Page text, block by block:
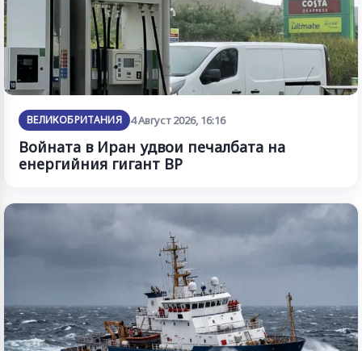
ВЕЛИКОБРИТАНИЯ 4 Август 2026, 16:16
Войната в Иран удвои печалбата на
енергийния гигант BP